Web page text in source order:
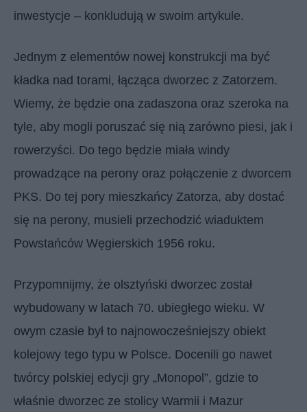
inwestycje – konkludują w swoim artykule.
Jednym z elementów nowej konstrukcji ma być
kładka nad torami, łącząca dworzec z Zatorzem.
Wiemy, że będzie ona zadaszona oraz szeroka na
tyle, aby mogli poruszać się nią zarówno piesi, jak i
rowerzyści. Do tego będzie miała windy
prowadzące na perony oraz połączenie z dworcem
PKS. Do tej pory mieszkańcy Zatorza, aby dostać
się na perony, musieli przechodzić wiaduktem
Powstańców Węgierskich 1956 roku.
Przypomnijmy, że olsztyński dworzec został
wybudowany w latach 70. ubiegłego wieku. W
owym czasie był to najnowocześniejszy obiekt
kolejowy tego typu w Polsce. Docenili go nawet
twórcy polskiej edycji gry „Monopol”, gdzie to
właśnie dworzec ze stolicy Warmii i Mazur